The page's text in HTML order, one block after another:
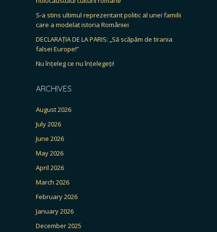
S-a stins ultimul reprezentant politic al unei familii
care a modelat istoria României
DECLARAȚIA DE LA PARIS: „Să scăpăm de tirania
falsei Europe!”
Nu înțeleg ce nu înțelegeți!
ARCHIVES
August 2026
July 2026
June 2026
May 2026
April 2026
March 2026
February 2026
January 2026
December 2025